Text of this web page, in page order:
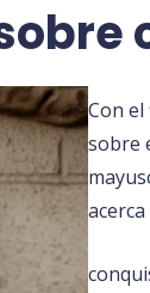
Con
sobre